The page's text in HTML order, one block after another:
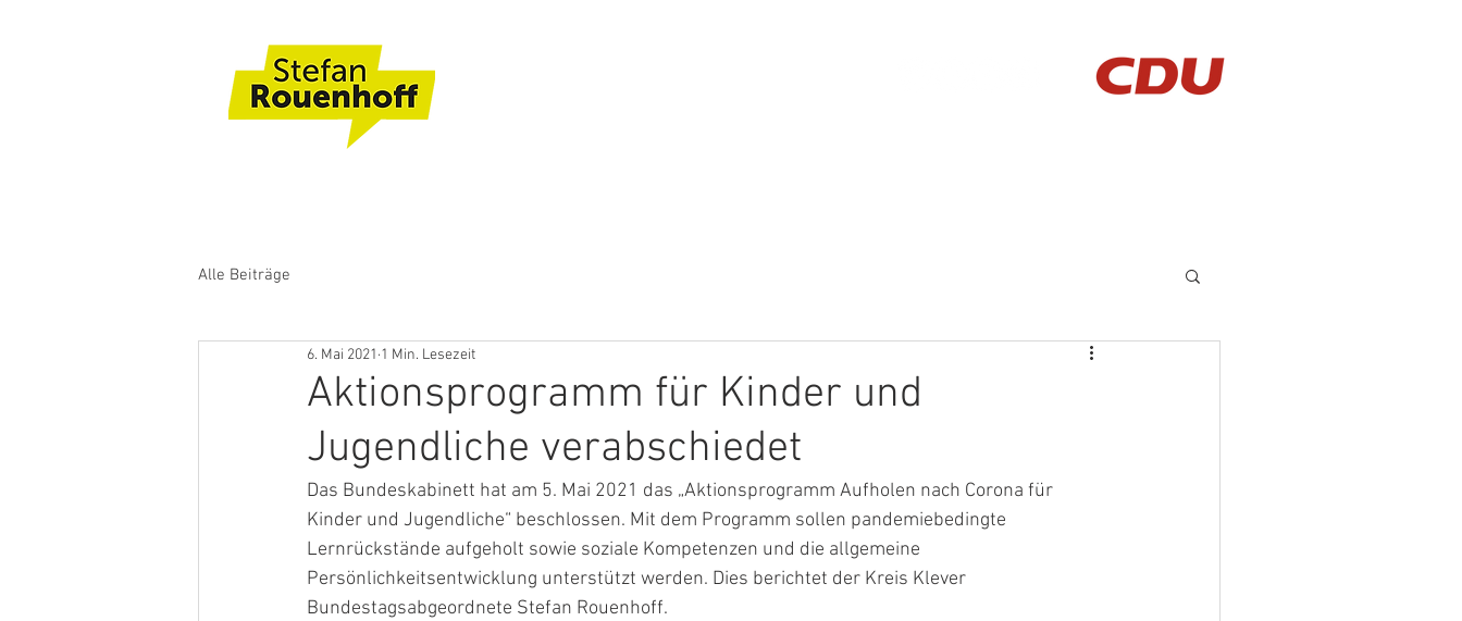
Alle Beiträge
Aktionsprogramm für Kinder und
Jugendliche verabschiedet
6. Mai 2021 1 Min. Lesezeit
Das Bundeskabinett hat am 5. Mai 2021 das „Aktionsprogramm Aufholen nach Corona für
Kinder und Jugendliche“ beschlossen. Mit dem Programm sollen pandemiebedingte
Lernrückstände aufgeholt sowie soziale Kompetenzen und die allgemeine
Persönlichkeitsentwicklung unterstützt werden. Dies berichtet der Kreis Klever
Bundestagsabgeordnete Stefan Rouenhoff.